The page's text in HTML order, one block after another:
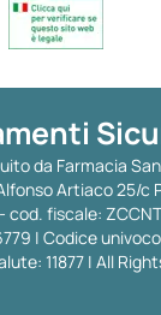
da Farmacia
Artiaco 25/c
cod. fiscale:
| Codice
11877 | All